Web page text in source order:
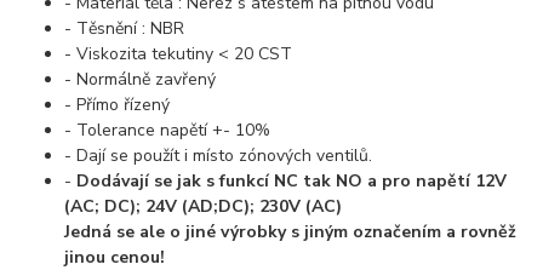
- Těsnění : NBR
- Viskozita tekutiny < 20 CST
- Normálně zavřený
- Přímo řízený
- Tolerance napětí +- 10%
- Dají se použít i místo zónových ventilů.
- Dodávají se jak s funkcí NC tak NO a pro napětí 12V
(AC; DC); 24V (AD;DC); 230V (AC)
Jedná se ale o jiné výrobky s jiným označením a rovněž
jinou cenou!